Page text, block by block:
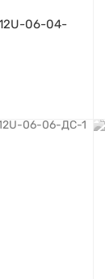
06-04-